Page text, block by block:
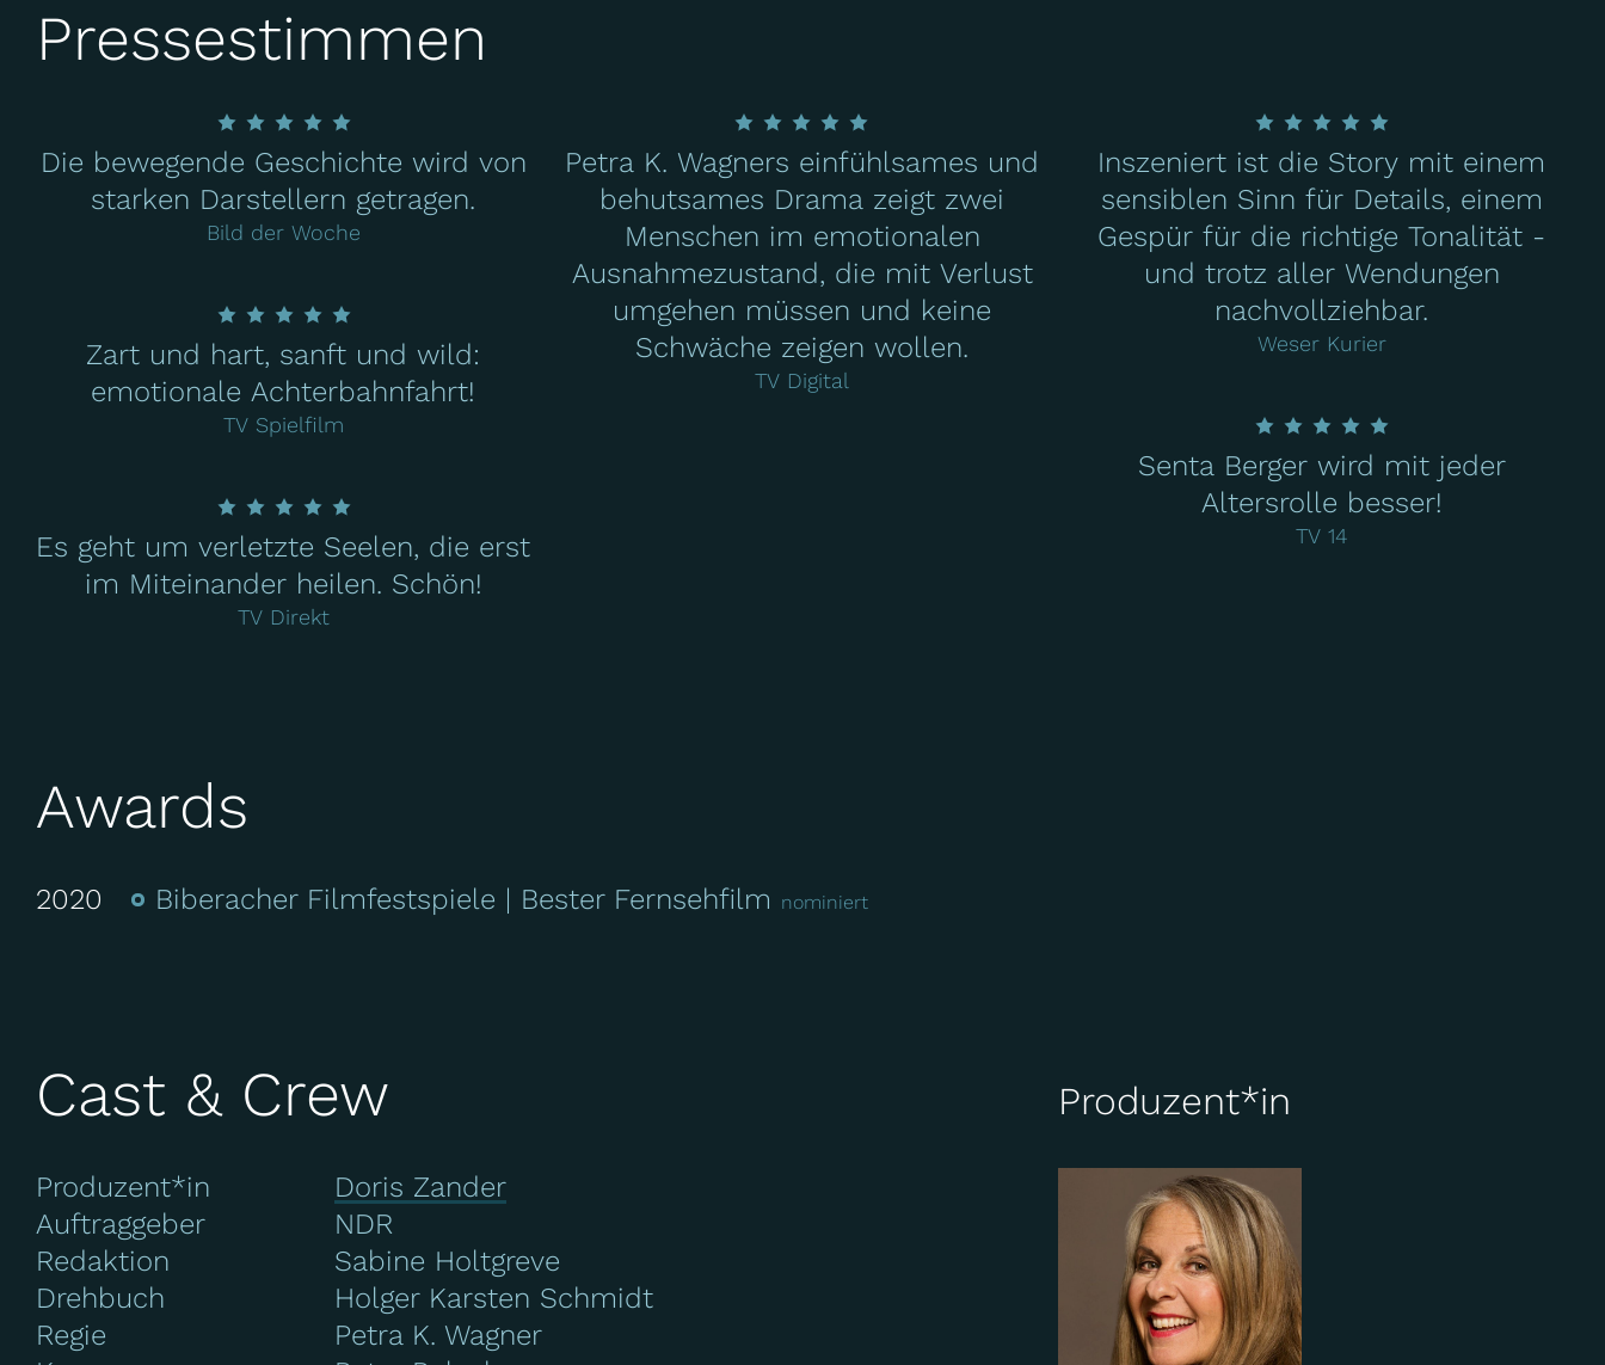
Pressestimmen
Die bewegende Geschichte wird von
starken Darstellern getragen.
Bild der Woche
Zart und hart, sanft und wild:
emotionale Achterbahnfahrt!
TV Spielfilm
Es geht um verletzte Seelen, die erst
im Miteinander heilen. Schön!
TV Direkt
Petra K. Wagners einfühlsames und
behutsames Drama zeigt zwei
Menschen im emotionalen
Ausnahmezustand, die mit Verlust
umgehen müssen und keine
Schwäche zeigen wollen.
TV Digital
Inszeniert ist die Story mit einem
sensiblen Sinn für Details, einem
Gespür für die richtige Tonalität -
und trotz aller Wendungen
nachvollziehbar.
Weser Kurier
Senta Berger wird mit jeder
Altersrolle besser!
TV 14
Awards
2020 Biberacher Filmfestspiele Bester Fernsehfilm nominiert
Cast & Crew
Produzent*in
Doris Zander
Auftraggeber
NDR
Redaktion
Sabine Holtgreve
Drehbuch
Holger Karsten Schmidt
Regie
Petra K. Wagner
Produzent*in